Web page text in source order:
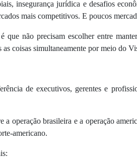
insegurança jurídica e desafios
mais competitivos. E poucos
que não precisam escolher entre
as coisas simultaneamente por meio do
de executivos, gerentes e
operação brasileira e a operação
americano.